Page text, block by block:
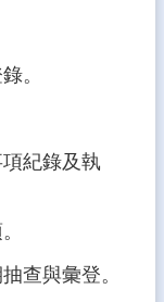
。
紀錄及執
查與彙登。